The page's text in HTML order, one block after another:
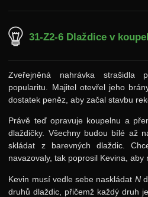
31-Z2-6 Dlaždice v
Zveřejněná nahrávka strašidla
popularitu. Majitel otevřel jeho
dostatek peněz, aby začal stavbu
Právě teď opravuje koupelnu a
dlaždičky. Všechny budou bílé až
skládat z barevných dlaždic.
navazovaly, tak poprosil Kevina, aby
Kevin musí vedle sebe naskládat N
druhů dlaždic, přičemž každý druh